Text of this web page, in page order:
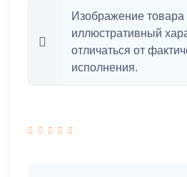
Изображение товара
иллюстративный
отличаться от
исполнения.